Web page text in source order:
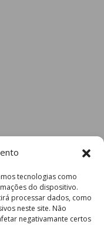
tecnologias como
do dispositivo.
processar dados, como
neste site. Não
negativamante certos